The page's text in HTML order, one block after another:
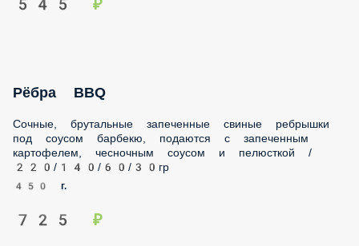
соусом барбекю, подаются с запеченным картофелем,
чесночным соусом и пелюсткой / 220/140/60/30гр
450 г.
725 ₽